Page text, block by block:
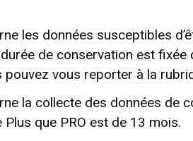
les données susceptibles
de conservation est
pouvez vous reporter à la
la collecte des données de
Plus que PRO est de 13 mois.